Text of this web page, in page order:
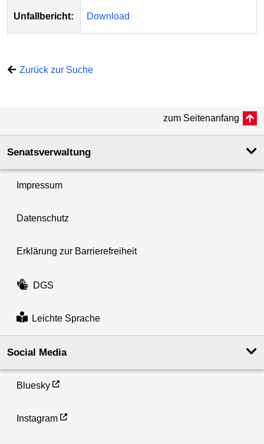
Unfallbericht: Download
Zurück zur Suche
zum Seitenanfang
Senatsverwaltung
Impressum
Datenschutz
Erklärung zur Barrierefreiheit
DGS
Leichte Sprache
Social Media
Bluesky
Instagram